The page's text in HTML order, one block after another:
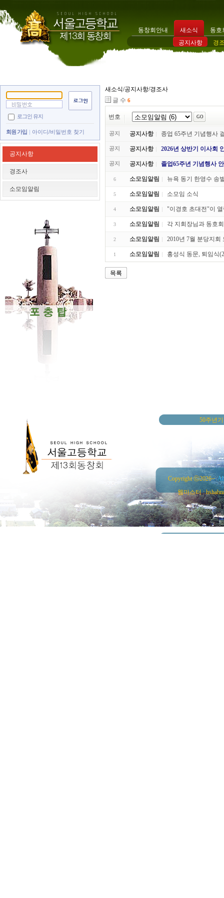
동창회안내 새소식
동호
공지사항
경
로그인 유지
회원 가입 아이디/비밀번호 찾기
공지사항
경조사
소모임알림
새소식/공지사항/경조사
글 수 6
번호
공지 공지사항 종업 65주년 기념행사
공지 공지사항 2026년 상반기 이사회
공지 공지사항 졸업65주년 기념행사
6 소모임알림 뉴욕 동기 한영수 송
5 소모임알림 소모임 소식
4 소모임알림 "이경호 초대전"이
3 소모임알림 각 지회장님과 동호
2 소모임알림 2010년 7월 분당지회
1 소모임알림 홍성식 동문, 퇴임식
목록
50주년
Copyright ⓒ2026~
웹마스터 :